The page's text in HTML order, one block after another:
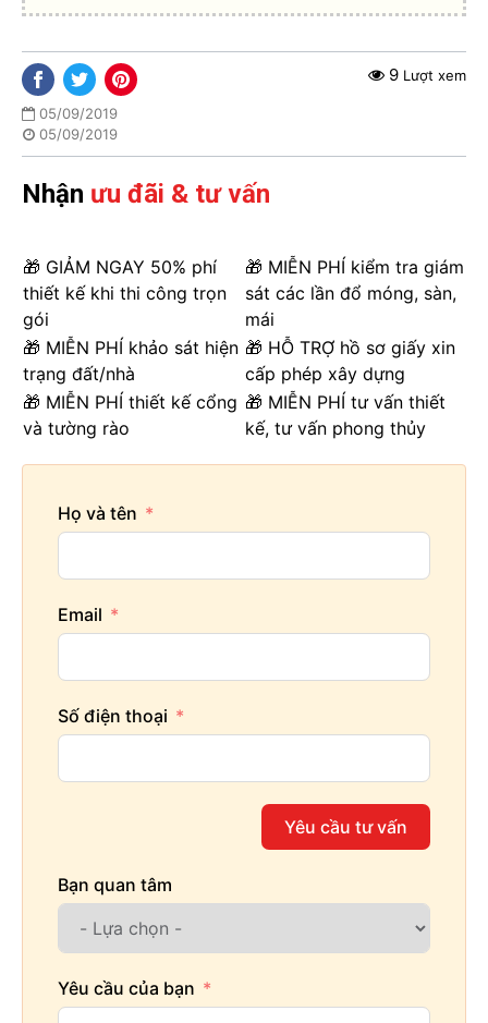
05/09/2019
05/09/2019
9 Lượt xem
Nhận ưu đãi & tư vấn
🎁 GIẢM NGAY 50% phí
thiết kế khi thi công trọn
gói
🎁 MIỄN PHÍ kiểm tra giám
sát các lần đổ móng, sàn,
mái
🎁 MIỄN PHÍ khảo sát hiện
trạng đất/nhà
🎁 HỖ TRỢ hồ sơ giấy xin
cấp phép xây dựng
🎁 MIỄN PHÍ thiết kế cổng
và tường rào
🎁 MIỄN PHÍ tư vấn thiết
kế, tư vấn phong thủy
Họ và tên
Email
Số điện thoại
Yêu cầu tư vấn
Bạn quan tâm
Yêu cầu của bạn